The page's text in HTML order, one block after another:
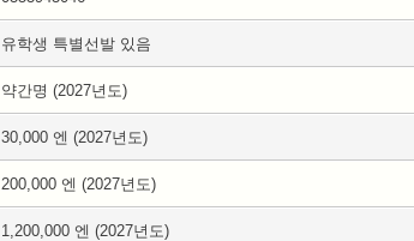
유학생 특별선발 있음
약간명 (2027년도)
30,000 엔 (2027년도)
200,000 엔 (2027년도)
1,200,000 엔 (2027년도)